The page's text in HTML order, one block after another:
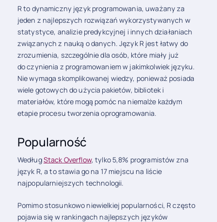
R to dynamiczny język programowania, uważany za
jeden z najlepszych rozwiązań wykorzystywanych w
statystyce, analizie predykcyjnej i innych działaniach
związanych z nauką o danych. Język R jest łatwy do
zrozumienia, szczególnie dla osób, które miały już
do czynienia z programowaniem w jakimkolwiek języku.
Nie wymaga skomplikowanej wiedzy, ponieważ posiada
wiele gotowych do użycia pakietów, bibliotek i
materiałów, które mogą pomóc na niemalże każdym
etapie procesu tworzenia oprogramowania.
Popularność
WedługStack Overflow, tylko 5,8% programistów zna
język R, a to stawia go na 17 miejscu na liście
najpopularniejszych technologii.
Pomimo stosunkowo niewielkiej popularności, R często
pojawia się w rankingach najlepszych języków